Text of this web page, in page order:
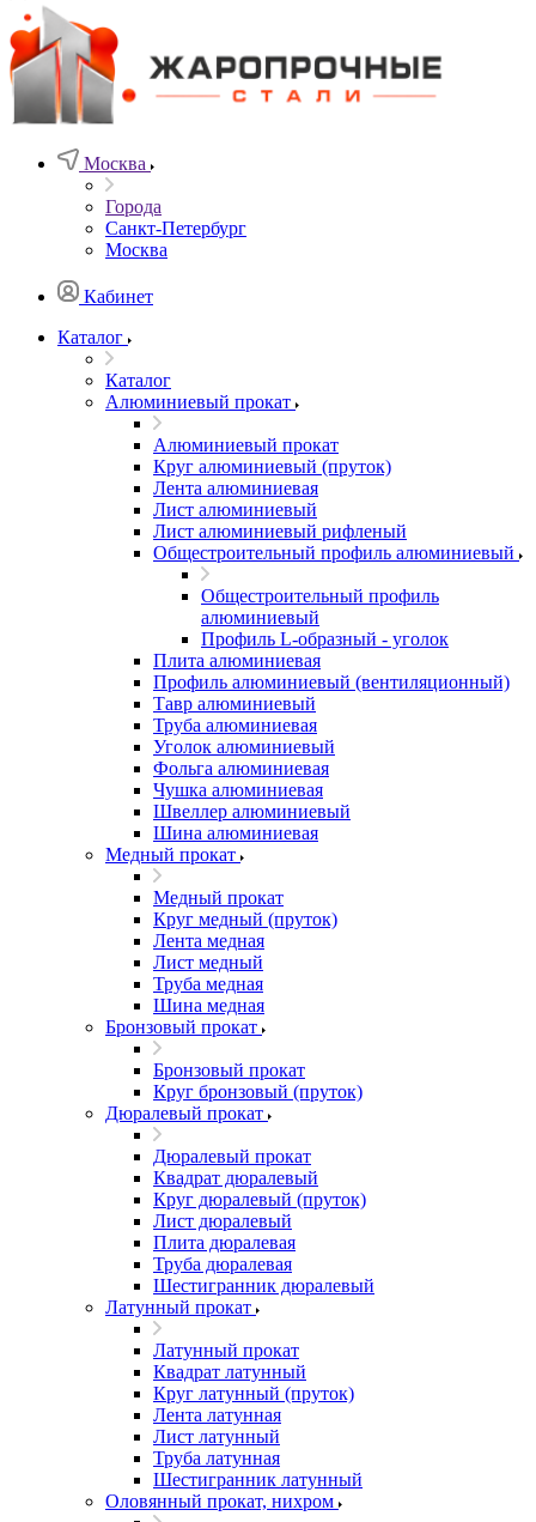
Москва
Города
Санкт-Петербург
Москва
Кабинет
Каталог
Каталог
Алюминиевый прокат
Алюминиевый прокат
Круг алюминиевый (пруток)
Лента алюминиевая
Лист алюминиевый
Лист алюминиевый рифленый
Общестроительный профиль алюминиевый
Общестроительный профиль
алюминиевый
Профиль L-образный - уголок
Плита алюминиевая
Профиль алюминиевый (вентиляционный)
Тавр алюминиевый
Труба алюминиевая
Уголок алюминиевый
Фольга алюминиевая
Чушка алюминиевая
Швеллер алюминиевый
Шина алюминиевая
Медный прокат
Медный прокат
Круг медный (пруток)
Лента медная
Лист медный
Труба медная
Шина медная
Бронзовый прокат
Бронзовый прокат
Круг бронзовый (пруток)
Дюралевый прокат
Дюралевый прокат
Квадрат дюралевый
Круг дюралевый (пруток)
Лист дюралевый
Плита дюралевая
Труба дюралевая
Шестигранник дюралевый
Латунный прокат
Латунный прокат
Квадрат латунный
Круг латунный (пруток)
Лента латунная
Лист латунный
Труба латунная
Шестигранник латунный
Оловянный прокат, нихром